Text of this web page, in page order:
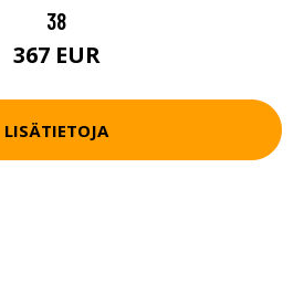
38
367 EUR
LISÄTIETOJA